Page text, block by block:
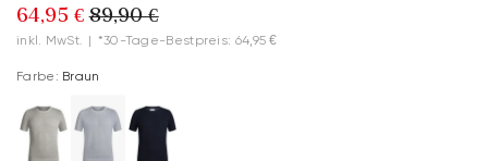
64,95 € 89,90 €
inkl. MwSt. | *30-Tage-Bestpreis: 64,95 €
Farbe: Braun